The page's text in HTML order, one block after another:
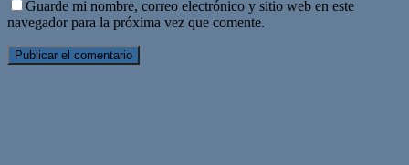
Guarde mi nombre, correo electrónico y sitio web en este
navegador para la próxima vez que comente.